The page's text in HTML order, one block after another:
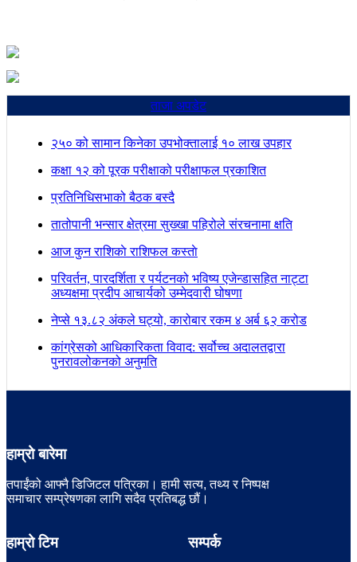
ताजा अपडेट
२५० को सामान किनेका उपभोक्तालाई १० लाख उपहार
कक्षा १२ को पूरक परीक्षाको परीक्षाफल प्रकाशित
प्रतिनिधिसभाको बैठक बस्दै
तातोपानी भन्सार क्षेत्रमा सुख्खा पहिरोले संरचनामा क्षति
आज कुन राशिकाे राशिफल कस्ताे
परिवर्तन, पारदर्शिता र पर्यटनको भविष्य एजेन्डासहित नाट्टा
अध्यक्षमा प्रदीप आचार्यको उम्मेदवारी घोषणा
नेप्से १३.८२ अंकले घट्यो, कारोबार रकम ४ अर्ब ६२ करोड
कांग्रेसको आधिकारिकता विवाद: सर्वोच्च अदालतद्वारा
पुनरावलोकनको अनुमति
हाम्रो बारेमा
तपाईंको आफ्नै डिजिटल पत्रिका। हामी सत्य, तथ्य र निष्पक्ष
समाचार सम्प्रेषणका लागि सदैव प्रतिबद्ध छौं।
हाम्रो टिम सम्पर्क